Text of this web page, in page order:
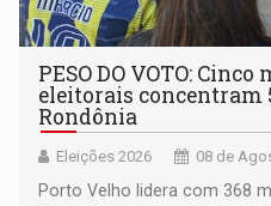
PESO DO VOTO:
eleitorais concentram
Rondônia
Eleições 2026 08 de
Porto Velho lidera com 368